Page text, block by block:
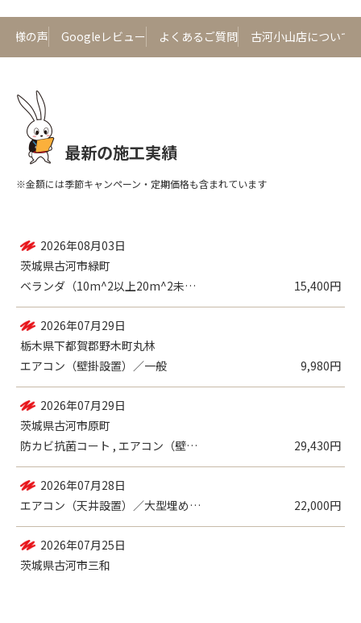
客様の声 Googleレビュー よくあるご質問 古河小山店について
最新の施工実績
※金額には季節キャンペーン・定期価格も含まれています
2026年08月03日
茨城県古河市緑町
ベランダ（10m^2以上20m^2未満）
15,400円
2026年07月29日
栃木県下都賀郡野木町丸林
エアコン（壁掛設置）／一般
9,980円
2026年07月29日
茨城県古河市原町
防カビ抗菌コート , エアコン（壁掛設置...
29,430円
2026年07月28日
エアコン（天井設置）／大型埋め込み式
22,000円
2026年07月25日
茨城県古河市三和